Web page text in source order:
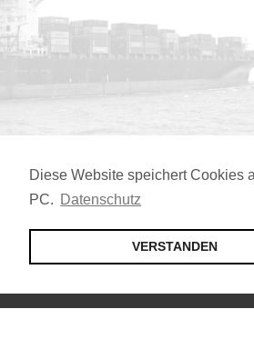
Diese Website speichert Cookies
PC. Datenschutz
VERSTANDEN
Jetzt